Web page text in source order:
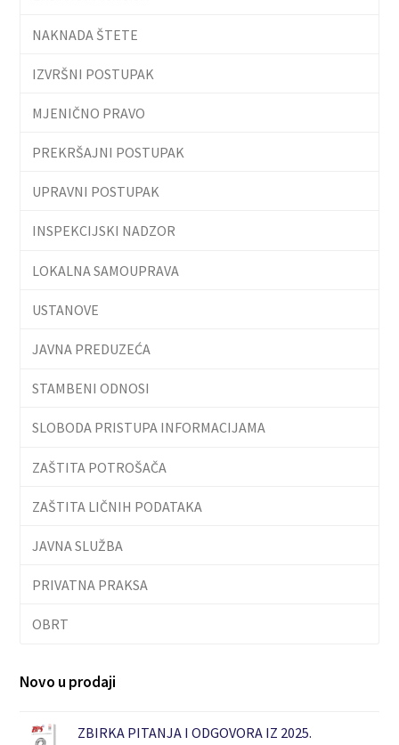
NAKNADA ŠTETE
IZVRŠNI POSTUPAK
MJENIČNO PRAVO
PREKRŠAJNI POSTUPAK
UPRAVNI POSTUPAK
INSPEKCIJSKI NADZOR
LOKALNA SAMOUPRAVA
USTANOVE
JAVNA PREDUZEĆA
STAMBENI ODNOSI
SLOBODA PRISTUPA INFORMACIJAMA
ZAŠTITA POTROŠAČA
ZAŠTITA LIČNIH PODATAKA
JAVNA SLUŽBA
PRIVATNA PRAKSA
OBRT
Novo u prodaji
ZBIRKA PITANJA I ODGOVORA IZ 2025.